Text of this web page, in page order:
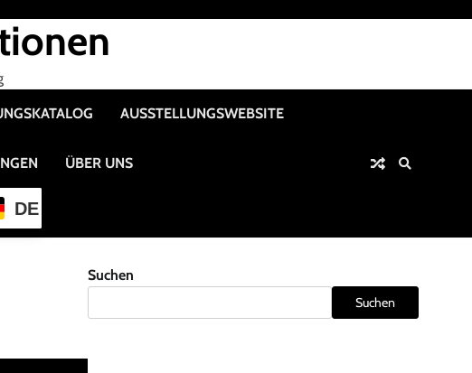
AUSSTELLUNGSWEBSITE
ÜBER UNS
DE
Suchen
Suchen